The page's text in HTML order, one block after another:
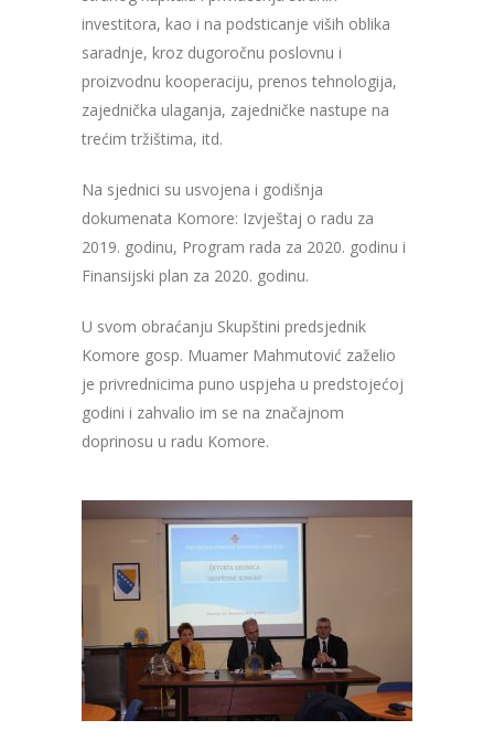
investitora, kao i na podsticanje viših oblika
saradnje, kroz dugoročnu poslovnu i
proizvodnu kooperaciju, prenos tehnologija,
zajednička ulaganja, zajedničke nastupe na
trećim tržištima, itd.
Na sjednici su usvojena i godišnja
dokumenata Komore: Izvještaj o radu za
2019. godinu, Program rada za 2020. godinu i
Finansijski plan za 2020. godinu.
U svom obraćanju Skupštini predsjednik
Komore gosp. Muamer Mahmutović zaželio
je privrednicima puno uspjeha u predstojećoj
godini i zahvalio im se na značajnom
doprinosu u radu Komore.